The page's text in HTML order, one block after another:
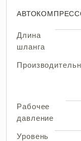
Длина
шланга
Рабочее
давление
Уровень